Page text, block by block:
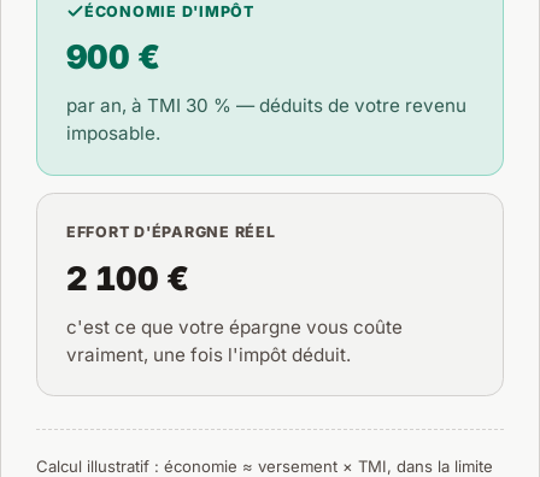
ÉCONOMIE D'IMPÔT
900 €
par an, à TMI 30 % — déduits de votre revenu
imposable.
EFFORT D'ÉPARGNE RÉEL
2 100 €
c'est ce que votre épargne vous coûte
vraiment, une fois l'impôt déduit.
Calcul illustratif : économie ≈ versement × TMI, dans la limite